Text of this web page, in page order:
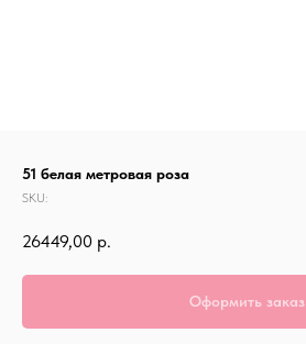
51 белая метровая роза
SKU:
26449,00 р.
Оформить заказ